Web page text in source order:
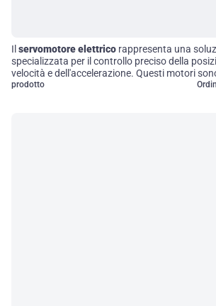
Il servomotore elettrico rappresenta una
specializzata per il controllo preciso della
velocità e dell'accelerazione. Questi motori
ambito automazione e robotica, dove la
prodotto